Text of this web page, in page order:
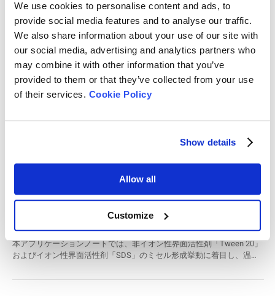
We use cookies to personalise content and ads, to
provide social media features and to analyse our traffic.
We also share information about your use of our site with
our social media, advertising and analytics partners who
may combine it with other information that you’ve
provided to them or that they’ve collected from your use
of their services. Cookie Policy
Show details
Allow all
Customize
Recommended articles
レーザー回折法によるSi/C複合負極材料の粒子径
分布解析
次世代のリチウムイオン電池において、シリコン／カーボン（Si/C）
複合負極は、その高い理論容量から大きな注目を集めています。本ア
Si/C負極材料のタップ密度や比表面積に大きな影響を与える粒子径分
を組み合わせることで、有機溶剤中における高精度かつ高再現性の粒
子径分布測定装置） 産業分野 電池材料 サンプル Si/C複合負極材（リ
免疫診断分野において、高感度で特異性の高い検出系を構築するに
は、モノクローナル抗体修飾ラテックス粒子の粒径管理が重要です。
製ラテックス粒子のサイズおよび分布を評価した事例をご紹介しま
診断用試薬の製造プロセス管理や品質評価における強力なソリューシ
ョンとなります。 製品情報 BeNano シリーズ ナノ粒子サイズ・ゼータ
電位測定装置 測定技術：動的光散乱法（Dynamic Light Scattering,
DLS） 測定範囲：0.3 nm ～ ...
温度および濃度変化による自己組織化界面活性剤
ミセルの粒子径測定
本アプリケーションノートでは、非イオン性界面活性剤「Tween 20」
およびイオン性界面活性剤「SDS」のミセル形成挙動に着目し、温度
乱法（DLS）を用いて評価を行いました。 ミセルの粒子径変化は、界